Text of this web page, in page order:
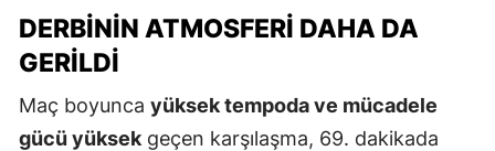
DERBININ ATMOSFERI DAHA DA
GERILDI
Maç boyunca yüksek tempoda ve mücadele
gücü yüksek geçen karşılaşma, 69. dakikada